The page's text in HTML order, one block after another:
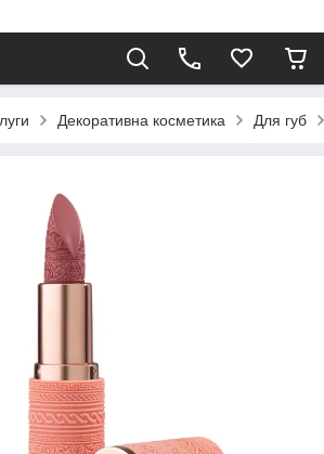
Декоративна косметика Для губ